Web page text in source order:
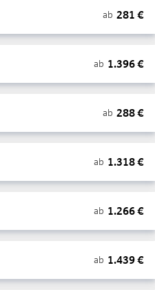
ab 281 €
ab 1.396€
ab 288€
ab 1.318€
ab 1.266€
ab 1.439€